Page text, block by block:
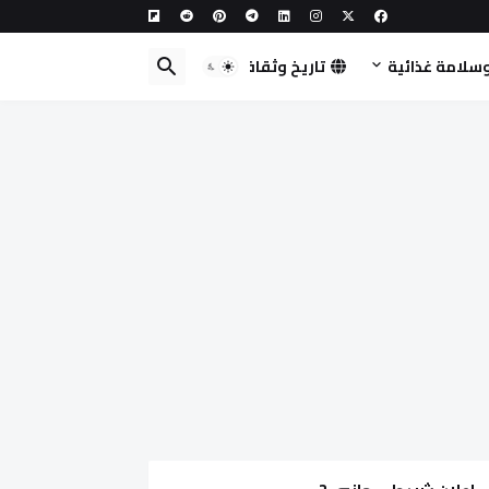
غذائية تاريخ وثقافة